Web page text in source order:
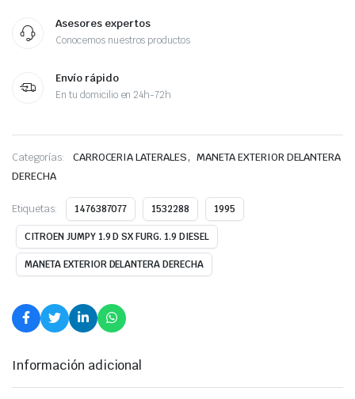
Asesores expertos
Conocemos nuestros productos
Envío rápido
En tu domicilio en 24h-72h
Categorías: CARROCERIA LATERALES, MANETA EXTERIOR DELANTERA
DERECHA
Etiquetas: 1476387077 1532288 1995
CITROEN JUMPY 1.9 D SX FURG. 1.9 DIESEL
MANETA EXTERIOR DELANTERA DERECHA
Información adicional